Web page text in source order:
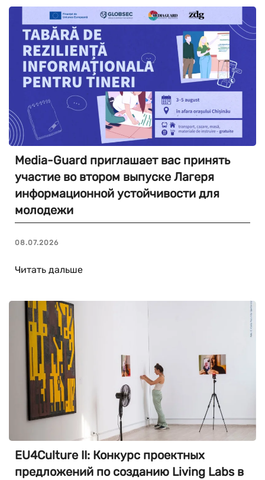
Media-Guard приглашает вас принять
участие во втором выпуске Лагеря
информационной устойчивости для
молодежи
08.07.2026
Читать дальше
EU4Culture II: Конкурс проектных
предложений по созданию Living Labs в